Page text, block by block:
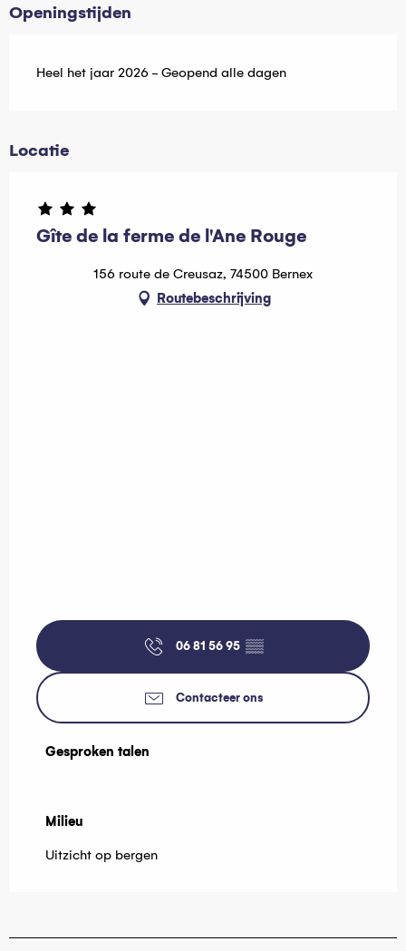
Openingstijden
Heel het jaar 2026 - Geopend alle dagen
Locatie
Gîte de la ferme de l'Ane Rouge
156 route de Creusaz, 74500 Bernex
Routebeschrijving
06 81 56 95 ▒▒
Contacteer ons
Gesproken talen
Gesproken talen
Milieu
Milieu
Uitzicht op bergen